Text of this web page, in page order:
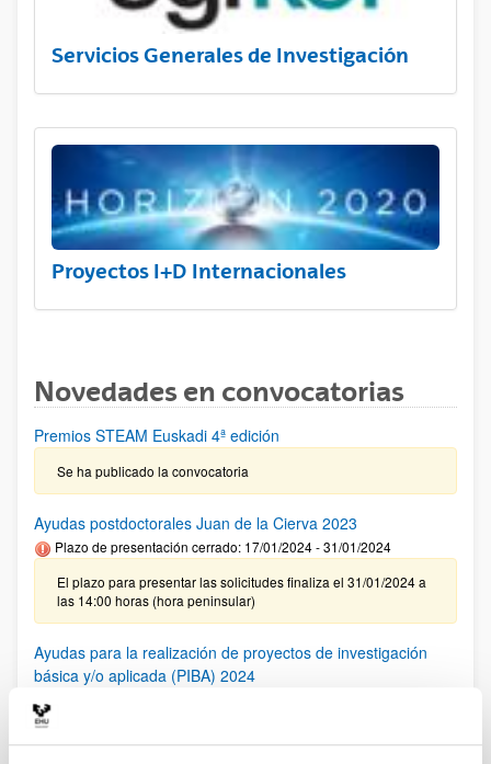
Servicios Generales de Investigación
Proyectos I+D Internacionales
Novedades en convocatorias
Premios STEAM Euskadi 4ª edición
Se ha publicado la convocatoria
Ayudas postdoctorales Juan de la Cierva 2023
Plazo de presentación cerrado: 17/01/2024 - 31/01/2024
El plazo para presentar las solicitudes finaliza el 31/01/2024 a
las 14:00 horas (hora peninsular)
Ayudas para la realización de proyectos de investigación
básica y/o aplicada (PIBA) 2024